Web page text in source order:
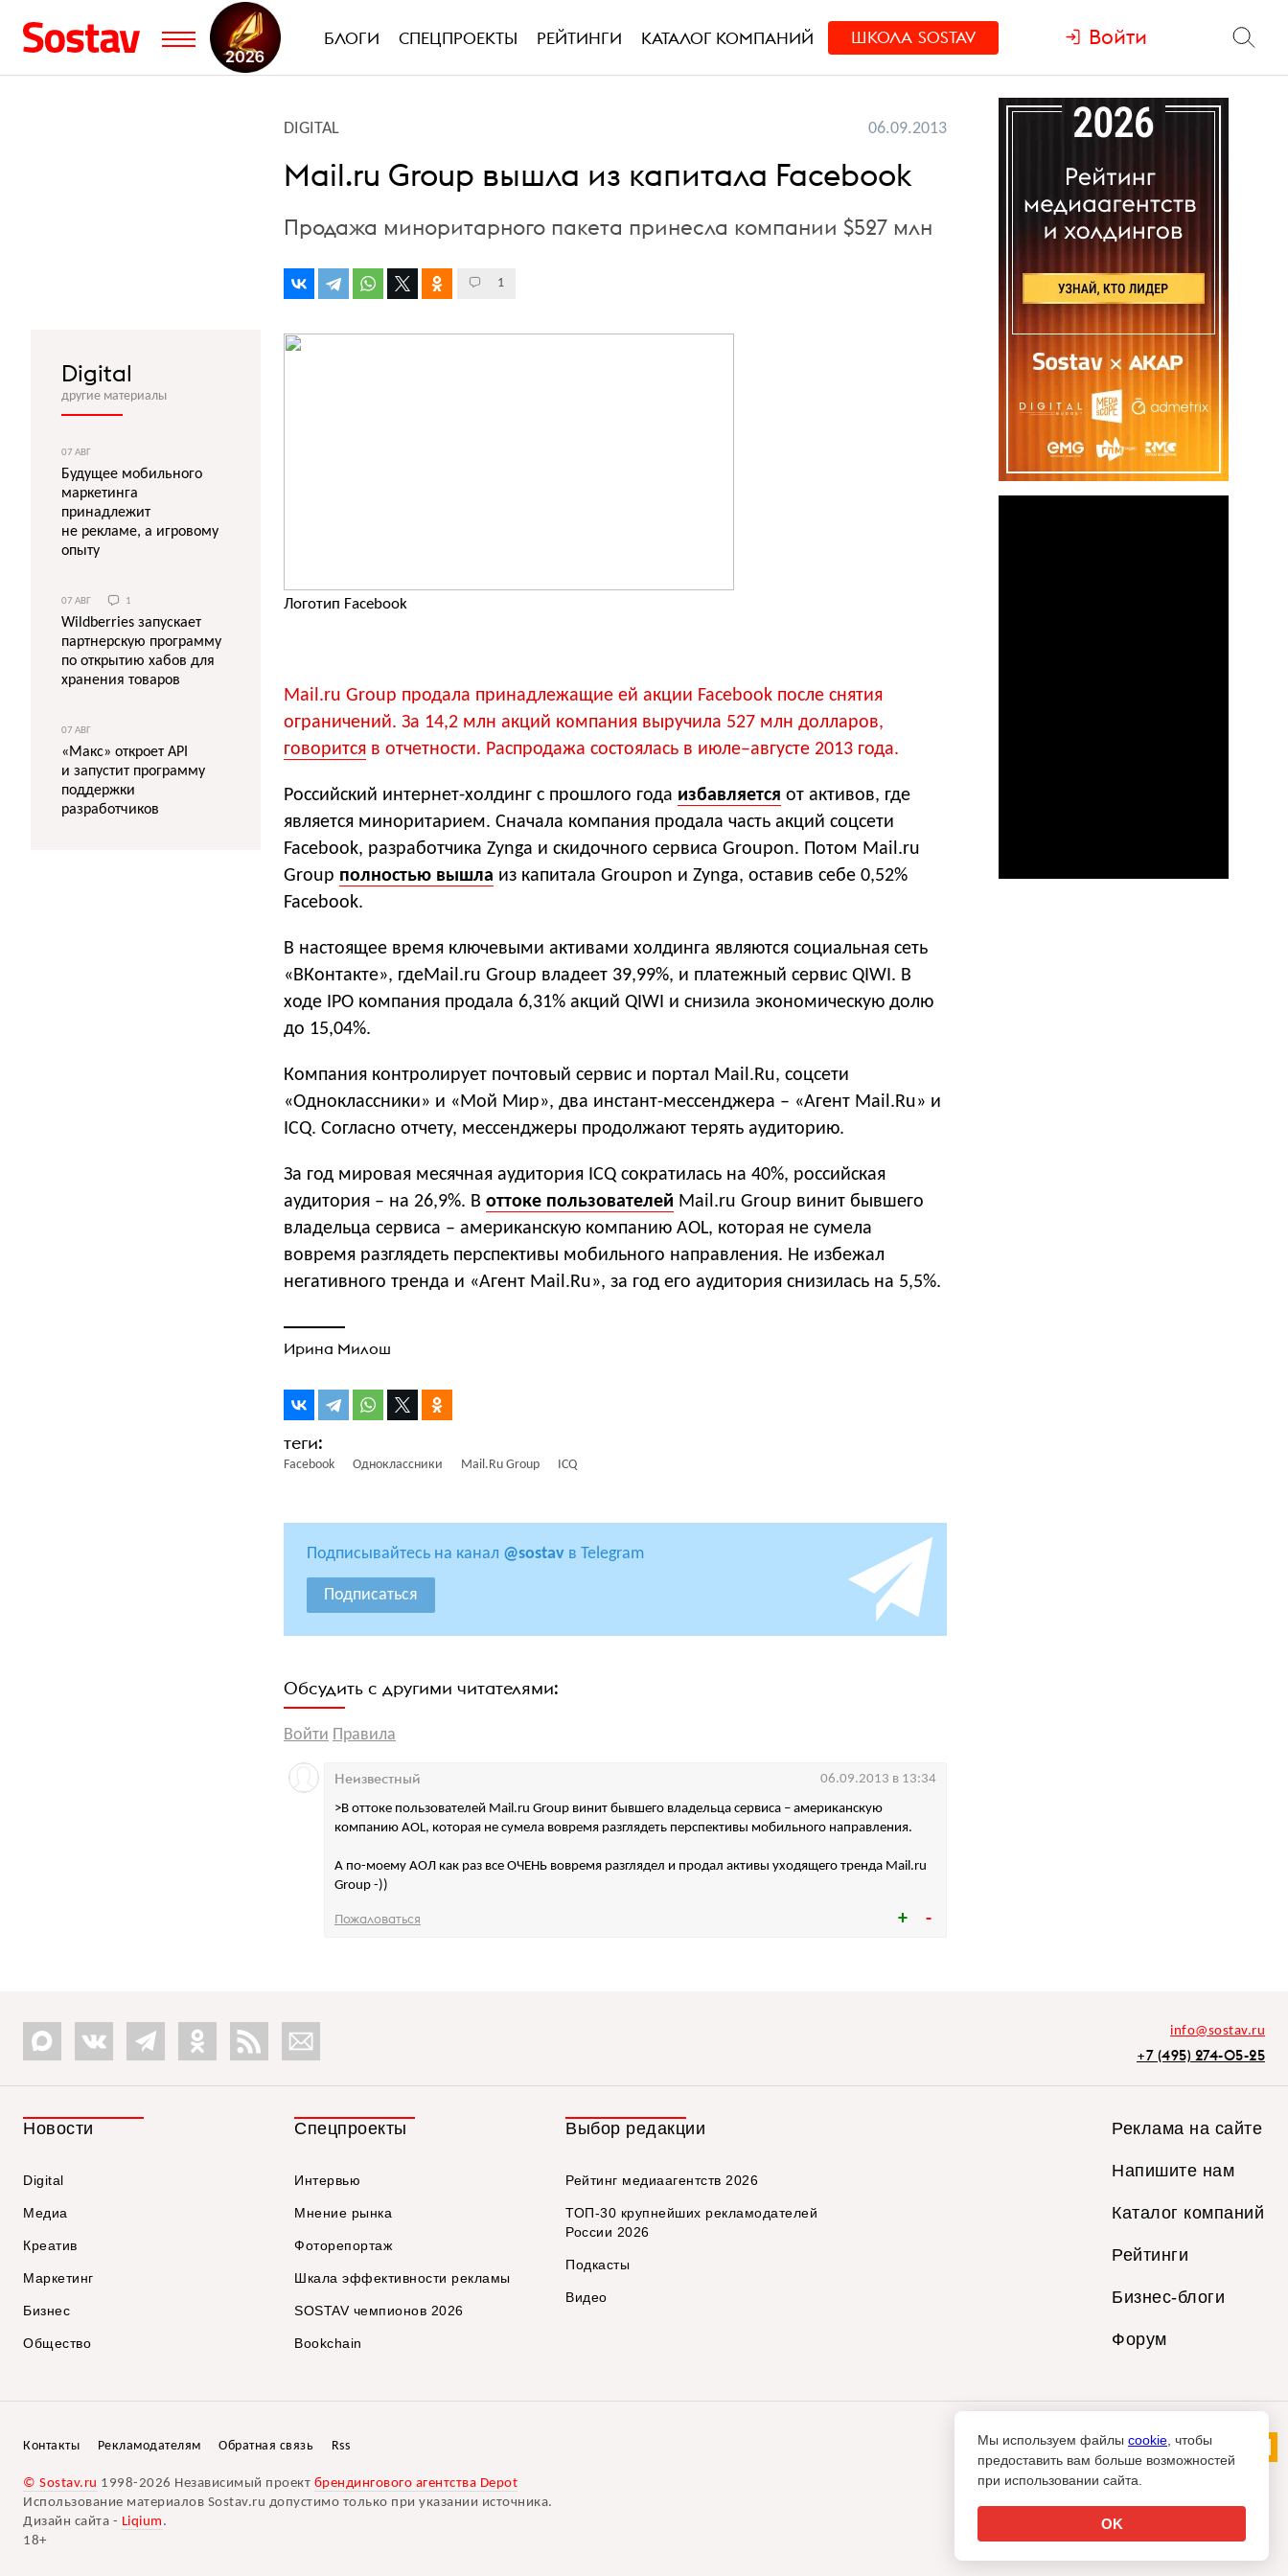
БЛОГИ СПЕЦПРОЕКТЫ РЕЙТИНГИ КАТАЛОГ КОМПАНИЙ ШКОЛА SOSTAV Войти
DIGITAL 06.09.2013
Mail.ru Group вышла из капитала Facebook
Продажа миноритарного пакета принесла компании $527 млн
1
Логотип Facebook
Mail.ru Group продала принадлежащие ей акции Facebook после снятия
ограничений. За 14,2 млн акций компания выручила 527 млн долларов,
говорится в отчетности. Распродажа состоялась в июле–августе 2013 года.
Российский интернет-холдинг с прошлого года избавляется от активов, где
является миноритарием. Сначала компания продала часть акций соцсети
Facebook, разработчика Zynga и скидочного сервиса Groupon. Потом Mail.ru
Group полностью вышла из капитала Groupon и Zynga, оставив себе 0,52%
Facebook.
В настоящее время ключевыми активами холдинга являются социальная сеть
«ВКонтакте», гдеMail.ru Group владеет 39,99%, и платежный сервис QIWI. В
ходе IPO компания продала 6,31% акций QIWI и снизила экономическую долю
до 15,04%.
Компания контролирует почтовый сервис и портал Mail.Ru, соцсети
«Одноклассники» и «Мой Мир», два инстант-мессенджера – «Агент Mail.Ru» и
ICQ. Согласно отчету, мессенджеры продолжают терять аудиторию.
За год мировая месячная аудитория ICQ сократилась на 40%, российская
аудитория – на 26,9%. В оттоке пользователей Mail.ru Group винит бывшего
владельца сервиса – американскую компанию AOL, которая не сумела
вовремя разглядеть перспективы мобильного направления. Не избежал
негативного тренда и «Агент Mail.Ru», за год его аудитория снизилась на 5,5%.
Ирина Милош
Facebook Одноклассники Mail.Ru Group ICQ
Подписывайтесь на канал @sostav в Telegram
Подписаться
Обсудить с другими читателями:
Войти Правила
>В оттоке пользователей Mail.ru Group винит бывшего владельца сервиса – американскую
компанию AOL, которая не сумела вовремя разглядеть перспективы мобильного направления.
А по-моему АОЛ как раз все ОЧЕНЬ вовремя разглядел и продал активы уходящего тренда Mail.ru
Group -))
Неизвестный 06.09.2013 в 13:34
Пожаловаться
Digital
другие материалы
07 АВГ
Будущее мобильного
маркетинга
принадлежит
не рекламе, а игровому
опыту
07 АВГ 1
Wildberries запускает
партнерскую программу
по открытию хабов для
хранения товаров
07 АВГ
«Макс» откроет API
и запустит программу
поддержки
разработчиков
info@sostav.ru
+7 (495) 274-05-25
Новости
Digital
Медиа
Креатив
Маркетинг
Бизнес
Общество
Спецпроекты
Интервью
Мнение рынка
Фоторепортаж
Шкала эффективности рекламы
SOSTAV чемпионов 2026
Bookchain
Выбор редакции
Рейтинг медиаагентств 2026
ТОП-30 крупнейших рекламодателей
России 2026
Подкасты
Видео
Реклама на сайте
Напишите нам
Каталог компаний
Рейтинги
Бизнес-блоги
Форум
Контакты Рекламодателям Обратная связь Rss
© Sostav.ru 1998-2026 Независимый проект брендингового агентства Depot
Использование материалов Sostav.ru допустимо только при указании источника.
Дизайн сайта - Liqium .
18+
Мы используем файлы cookie , чтобы
предоставить вам больше возможностей
при использовании сайта.
OK